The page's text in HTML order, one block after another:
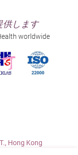
供します
worldwide
Hong Kong